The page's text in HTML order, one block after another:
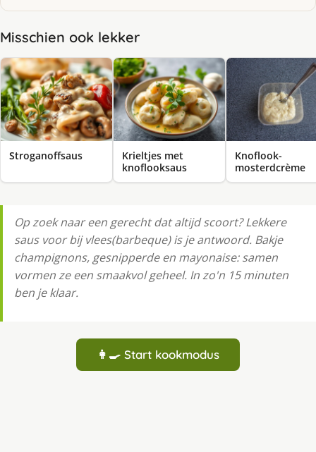
Misschien ook lekker
Stroganoffsaus
Krieltjes met
knoflooksaus
Knoflook-
mosterdcrème
Op zoek naar een gerecht dat altijd scoort? Lekkere
saus voor bij vlees(barbeque) is je antwoord. Bakje
champignons, gesnipperde en mayonaise: samen
vormen ze een smaakvol geheel. In zo'n 15 minuten
ben je klaar.
👩‍🍳 Start kookmodus